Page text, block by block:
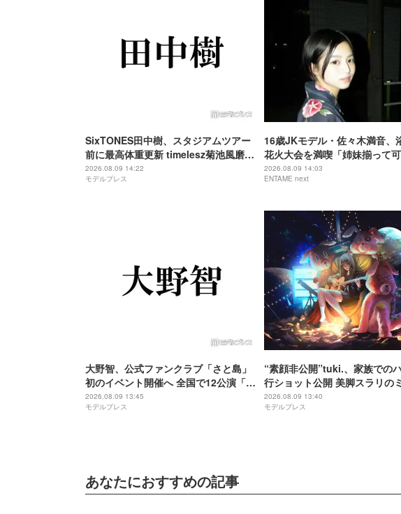
SixTONES田中樹、スタジアムツアー
前に最高体重更新 timelesz菊池風磨か
らのアドバイスにツッコミ「聞いてた
話と違うじゃないか！」
2026.08.09 14:22
モデルプレス
16歳JKモデル・佐々木満音、
花火大会を満喫「姉妹揃って
ぎ」
2026.08.09 14:03
ENTAME next
大野智、公式ファンクラブ「さと島」
初のイベント開催へ 全国で12公演「近
い距離で会えることを楽しみにしてま
す」【日程】
2026.08.09 13:45
モデルプレス
“素顔非公開”tuki.、家族での
行ショット公開 美脚スラリの
ミワンピ姿に「スタイル良すぎ
「透き通るような透明感」と反
2026.08.09 13:40
モデルプレス
あなたにおすすめの記事